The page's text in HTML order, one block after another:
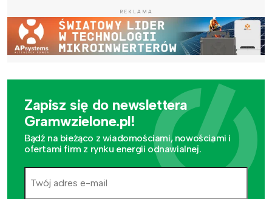
REKLAMA
Zapisz się do newslettera
Gramwzielone.pl!
Bądź na bieżąco z wiadomościami, nowościami i
ofertami firm z rynku energii odnawialnej.